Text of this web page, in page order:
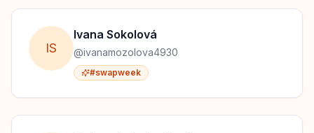
IS
Ivana Sokolová
@ivanamozolova4930
#swapweek